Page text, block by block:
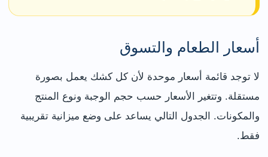
أسعار الطعام والتسوق
لا توجد قائمة أسعار موحدة لأن كل كشك يعمل بصورة
مستقلة. وتتغير الأسعار حسب حجم الوجبة ونوع المنتج
والمكونات. الجدول التالي يساعد على وضع ميزانية تقريبية
فقط.